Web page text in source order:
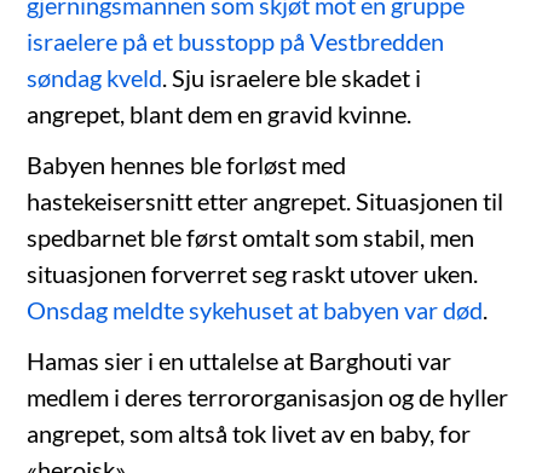
israelere på et busstopp på Vestbredden
søndag kveld. Sju israelere ble skadet i
angrepet, blant dem en gravid kvinne.
Babyen hennes ble forløst med
hastekeisersnitt etter angrepet. Situasjonen til
spedbarnet ble først omtalt som stabil, men
situasjonen forverret seg raskt utover uken.
Onsdag meldte sykehuset at babyen var død.
Hamas sier i en uttalelse at Barghouti var
medlem i deres terrororganisasjon og de hyller
angrepet, som altså tok livet av en baby, for